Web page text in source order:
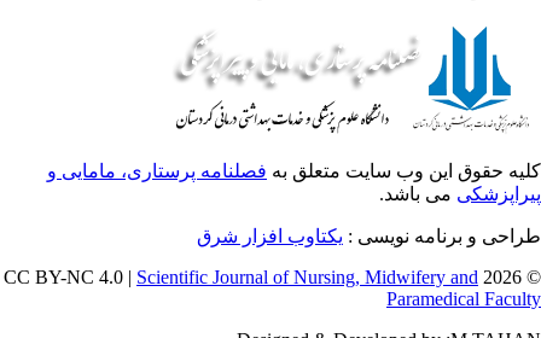
حقوق این وب سایت متعلق بهفصلنامه پرستاری، مامایی و
می باشد.
و برنامه نویسی : یکتاوب افزار شرق
©
Scientific Journal of Nursing, Midwifery and
Paramedical